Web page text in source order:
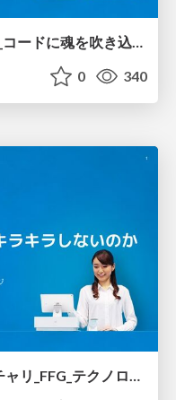
_Tech_Junction_Vol.2_テーマ__コードに魂を吹き込む_エンジニアの想いの丈をぶつける_.pdf
0 340
チャリチャリLT会__3_チャリチャリ_FFG_テクノロジーと想い__2025_02_18_.pdf